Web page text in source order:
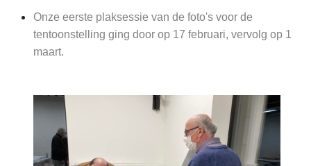
Onze eerste plaksessie van de foto's voor de
tentoonstelling ging door op 17 februari, vervolg op 1
maart.